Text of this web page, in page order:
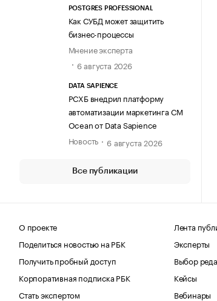
POSTGRES PROFESSIONAL
Как СУБД может защитить
бизнес-процессы
Мнение эксперта
6 августа 2026
DATA SAPIENCE
РСХБ внедрил платформу
автоматизации маркетинга CM
Ocean от Data Sapience
Новость
6 августа 2026
Все публикации
О проекте
Поделиться новостью на РБК
Получить пробный доступ
Корпоративная подписка РБК
Стать экспертом
Лента
Эксперты
Выбор
Кейсы
Вебинары